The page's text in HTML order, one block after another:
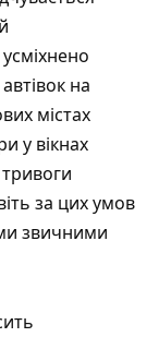
на
містах
у вікнах
за цих умов
звичними